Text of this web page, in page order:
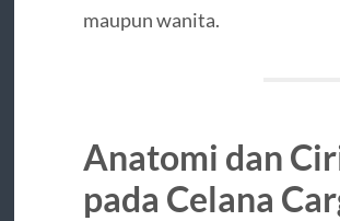
maupun wanita.
Anatomi dan
pada Celana